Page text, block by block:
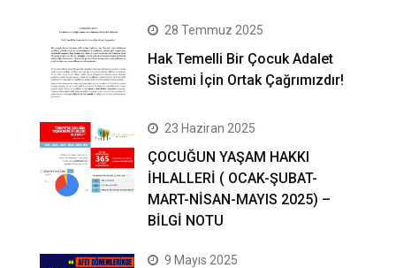
28 Temmuz 2025
Hak Temelli Bir Çocuk Adalet
Sistemi İçin Ortak Çağrımızdır!
23 Haziran 2025
ÇOCUĞUN YAŞAM HAKKI
İHLALLERİ ( OCAK-ŞUBAT-
MART-NİSAN-MAYIS 2025) –
BİLGİ NOTU
9 Mayıs 2025